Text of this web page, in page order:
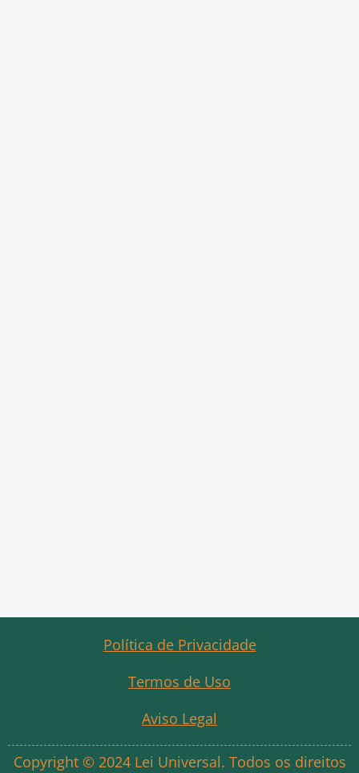
Política de Privacidade
Termos de Uso
Aviso Legal
Copyright © 2024 Lei Universal. Todos os direitos